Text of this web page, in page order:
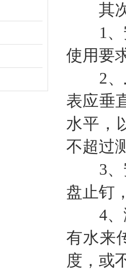
其次
1、安
使用要
2、
表应垂
水平，
不超过
3、安
盘止钉
4、测
有水来
度，或